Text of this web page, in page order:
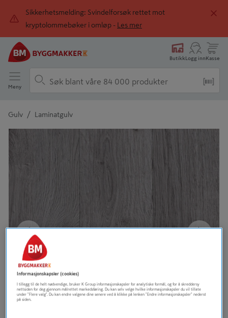
Sikkerhetsmelding: Svindelforsøk rettet mot
kryptolommebøker i omløp -
Les mer
ButikkLogg innKasse
Meny
Gulv / Laminatgulv
Detaljert beskrivelse finnes i produktbeskrivelsen
Tidligere Neste
Informasjonskapsler (cookies)
I tillegg til de helt nødvendige, bruker K Group informasjonskapsler for analytiske formål, og for å skreddersy
nettsiden for deg gjennom målrettet markedsføring. Du kan selv velge hvilke informasjonskapsler du vil tillate
under "Flere valg". Du kan endre valgene dine senere ved å klikke på lenken "Endre informasjonskapsler" nederst
på siden.